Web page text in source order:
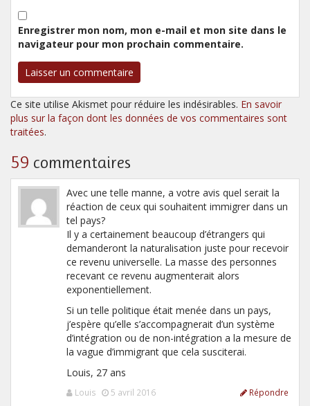
Enregistrer mon nom, mon e-mail et mon site dans le
navigateur pour mon prochain commentaire.
Ce site utilise Akismet pour réduire les indésirables. En savoir
plus sur la façon dont les données de vos commentaires sont
traitées.
59 commentaires
Avec une telle manne, a votre avis quel serait la
réaction de ceux qui souhaitent immigrer dans un
tel pays?
Il y a certainement beaucoup d’étrangers qui
demanderont la naturalisation juste pour recevoir
ce revenu universelle. La masse des personnes
recevant ce revenu augmenterait alors
exponentiellement.
Si un telle politique était menée dans un pays,
j’espère qu’elle s’accompagnerait d’un système
d’intégration ou de non-intégration a la mesure de
la vague d’immigrant que cela susciterai.
Louis, 27 ans
Louis 5 avril 2016 Répondre